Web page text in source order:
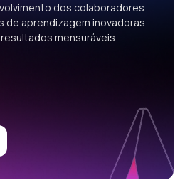
dos colaboradores
de aprendizagem inovadoras
mensuráveis